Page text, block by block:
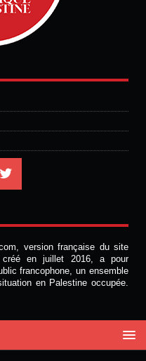
version française du site
créé en juillet 2016, a pour
francophone, un ensemble
en Palestine occupée.